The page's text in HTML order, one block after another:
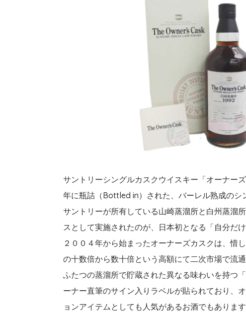
サントリーシングルカスクウイスキー「オーナー
年に瓶詰（Bottled in）された、バーレル熟成のシ
サントリーが所有している山崎蒸溜所と白州蒸溜
スとして実施されたのが、日本初となる「自分だ
２００４年から始まったオーナーズカスクは、惜
の十数倍から数十倍という高額にて二次市場で流通
ふたつの蒸溜所で貯蔵された異なる味わいを持つ
ーナー直筆のサイン入りラベルが貼られており、
ョンアイテムとしても人気があるお酒でもあります